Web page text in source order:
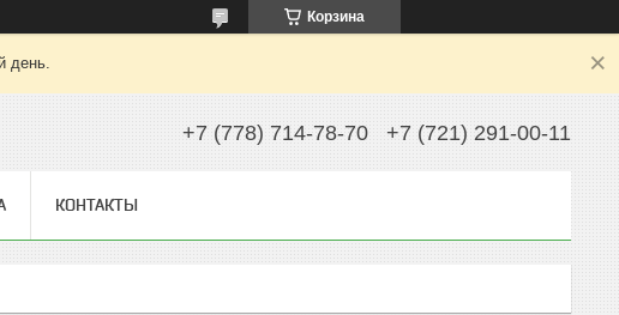
Корзина
день.
+7 (778) 714-78-70 +7 (721) 291-00-11
КОНТАКТЫ